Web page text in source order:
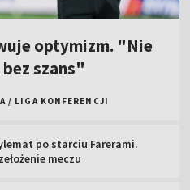
optymizm. "Nie
szans"
/ LIGA KONFERENCJI
po starciu Farerami.
meczu